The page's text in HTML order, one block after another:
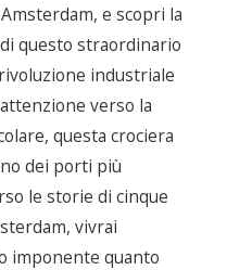
e scopri la
questo straordinario
industriale
verso la
questa crociera
dei porti più
le storie di cinque
vivrai
imponente quanto